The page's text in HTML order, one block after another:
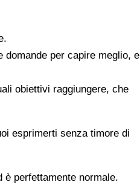
per capire meglio, e
obiettivi raggiungere, che
esprimerti senza timore di
perfettamente normale.